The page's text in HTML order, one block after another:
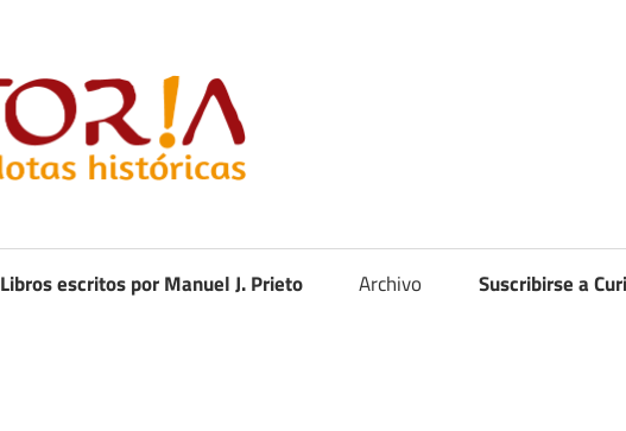
Libros escritos por Manuel J. Prieto Archivo Suscribirse a